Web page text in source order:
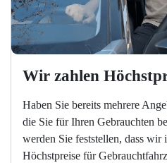
Wir zahlen
Haben Sie bereits mehrere
die Sie für Ihren Gebrauchten
werden Sie feststellen, dass wir
Höchstpreise für